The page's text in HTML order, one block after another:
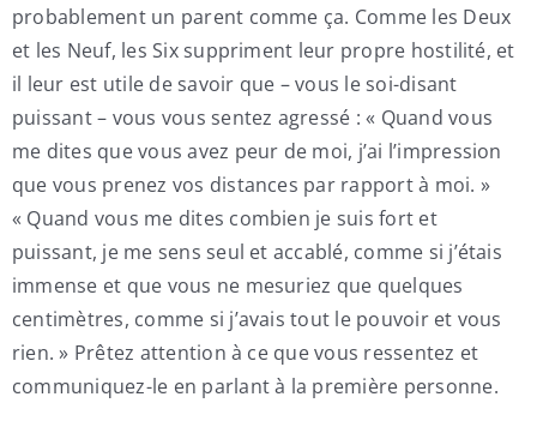
probablement un parent comme ça. Comme les Deux
et les Neuf, les Six suppriment leur propre hostilité, et
il leur est utile de savoir que – vous le soi-disant
puissant – vous vous sentez agressé : « Quand vous
me dites que vous avez peur de moi, j’ai l’impression
que vous prenez vos distances par rapport à moi. »
« Quand vous me dites combien je suis fort et
puissant, je me sens seul et accablé, comme si j’étais
immense et que vous ne mesuriez que quelques
centimètres, comme si j’avais tout le pouvoir et vous
rien. » Prêtez attention à ce que vous ressentez et
communiquez-le en parlant à la première personne.